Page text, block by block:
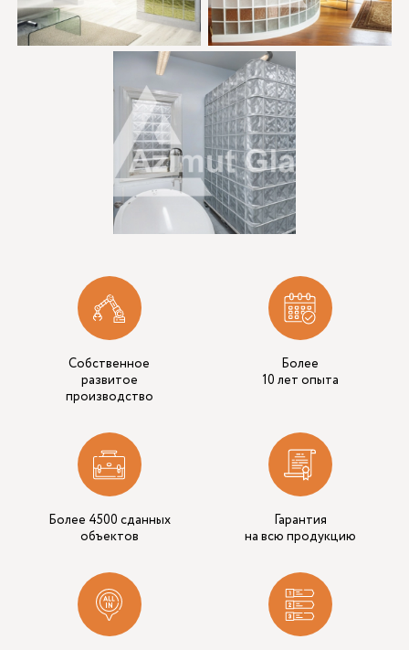
Собственное
развитое
производство
Более
10 лет опыта
Более 4500 сданных
объектов
Гарантия
на всю продукцию